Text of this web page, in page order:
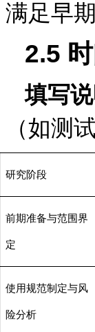
满足早
2.5
填写
（如测
研究阶段
前期准备与范围界
定
使用规范制定与风
险分析